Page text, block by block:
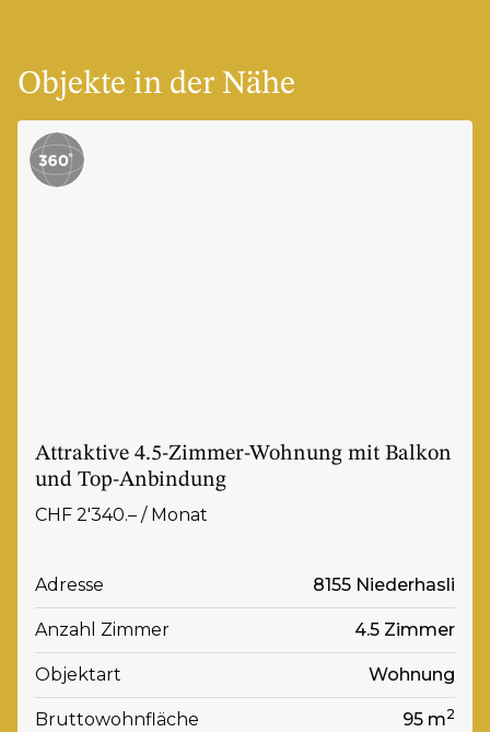
Objekte in der Nähe
Attraktive 4.5-Zimmer-Wohnung mit Balkon
und Top-Anbindung
CHF 2'340.– / Monat
Adresse 8155 Niederhasli
Anzahl Zimmer 4.5 Zimmer
Objektart Wohnung
Bruttowohnfläche 95 m2